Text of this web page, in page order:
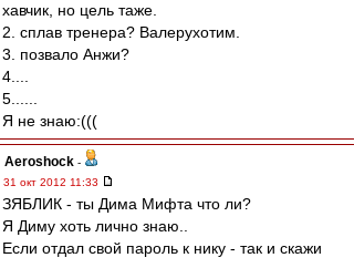
хавчик, но цель таже.
2. сплав тренера? Валерухотим.
3. позвало Анжи?
4....
5......
Я не знаю:(((
Aeroshock -
31 окт 2012 11:33
ЗЯБЛИК - ты Дима Мифта что ли?
Я Диму хоть лично знаю..
Если отдал свой пароль к нику - так и скажи